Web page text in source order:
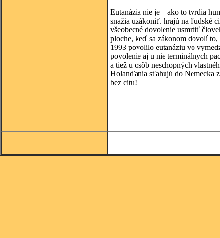
Eutanázia nie je – ako to tvrdia
snažia uzákoniť, hrajú na ľudské
všeobecné dovolenie usmrtiť
ploche, keď sa zákonom dovolí
1993 povolilo eutanáziu vo
povolenie aj u nie terminálnych
a tiež u osôb neschopných
Holanďania sťahujú do Nemecka
bez citu!